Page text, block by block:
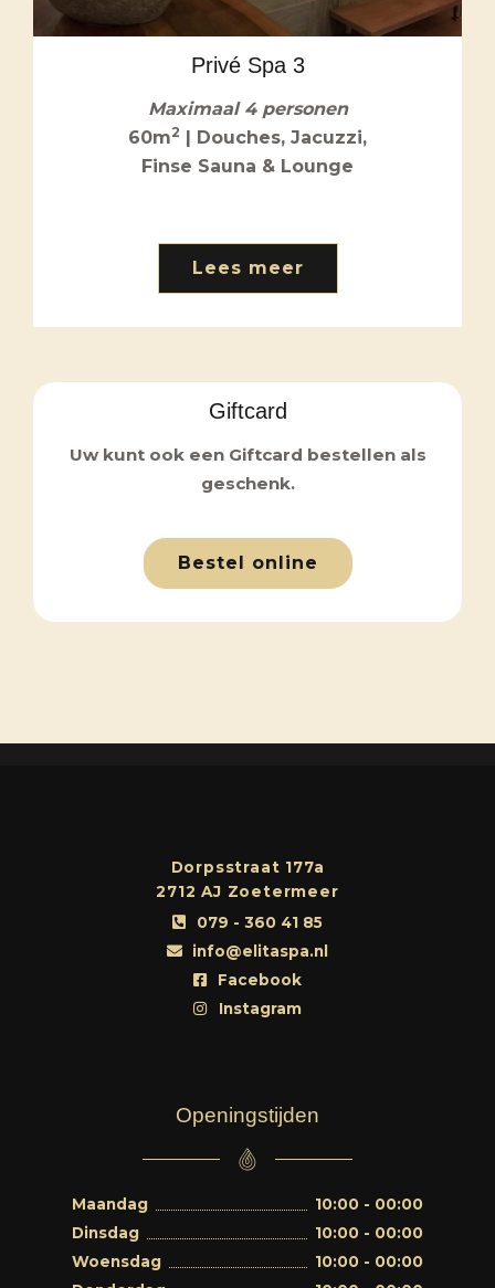
Giftcard
Uw kunt ook een Giftcard bestellen als
geschenk.
Bestel online
Privé Spa 3
Maximaal 4 personen
60m2 | Douches, Jacuzzi,
Finse Sauna & Lounge
Lees meer
Dorpsstraat 177a
2712 AJ Zoetermeer
079 - 360 41 85
info@elitaspa.nl
Facebook
Instagram
Openingstijden
Maandag
10:00 - 00:00
Dinsdag
10:00 - 00:00
Woensdag
10:00 - 00:00